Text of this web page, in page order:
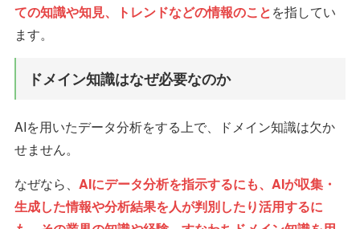
ての知識や知見、トレンドなどの情報のことを指してい
ます。
ドメイン知識はなぜ必要なのか
AIを用いたデータ分析をする上で、ドメイン知識は欠か
せません。
なぜなら、 AIにデータ分析を指示するにも、AIが収集・
生成した情報や分析結果を人が判別したり活用するに